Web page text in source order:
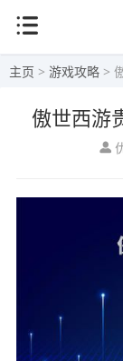
主页 > 游戏攻略 >
傲世西游